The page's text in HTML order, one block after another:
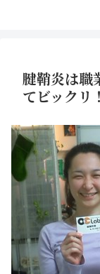
腱鞘炎は職
てビックリ！